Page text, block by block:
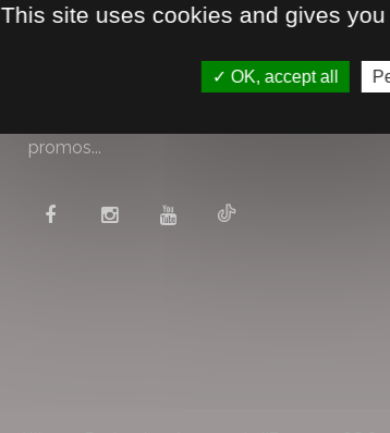
: conseils, infos
promos...
This site uses cookies and gives
OK, accept all